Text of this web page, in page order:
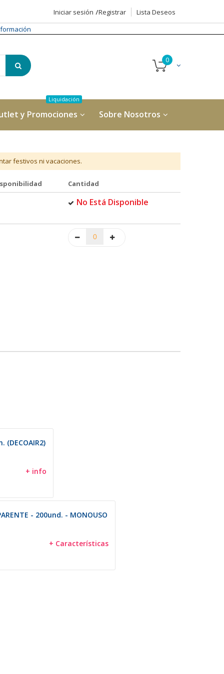
Iniciar sesión Registrar
Lista Deseos
y Promociones Sobre Nosotros
festivos ni vacaciones.
Cantidad
No Está Disponible
(DECOAIR2)
+ info
- 200und. - MONOUSO
+ Características